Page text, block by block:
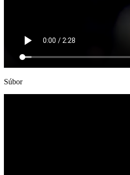
Súbor